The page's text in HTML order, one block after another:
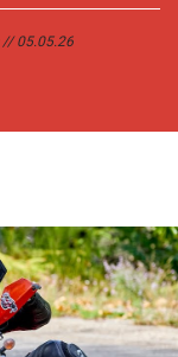
05.05.26